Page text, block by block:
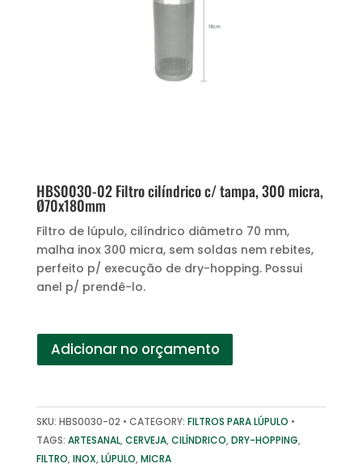
HBS0030-02 Filtro cilíndrico c/ tampa, 300 micra,
Ø70x180mm
Filtro de lúpulo, cilíndrico diâmetro 70 mm,
malha inox 300 micra, sem soldas nem rebites,
perfeito p/ execução de dry-hopping. Possui
anel p/ prendê-lo.
Adicionar no orçamento
SKU: HBS0030-02 CATEGORY: FILTROS PARA LÚPULO
TAGS: ARTESANAL,CERVEJA,CILÍNDRICO,DRY-HOPPING,
FILTRO,INOX,LÚPULO,MICRA